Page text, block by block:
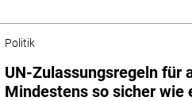
Politik
UN-Zulassungsregeln für
Mindestens so sicher wie